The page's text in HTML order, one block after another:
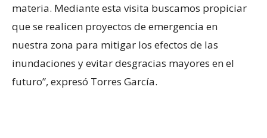
materia. Mediante esta visita buscamos propiciar
que se realicen proyectos de emergencia en
nuestra zona para mitigar los efectos de las
inundaciones y evitar desgracias mayores en el
futuro”, expresó Torres García.